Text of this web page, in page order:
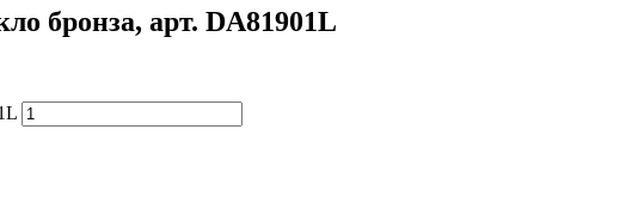
бронза, арт. DA81901L